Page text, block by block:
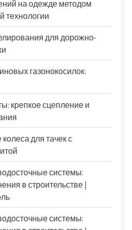
на одежде методом
технологии
для дорожно-
газонокосилок:
крепкое сцепление и
для тачек с
системы:
в строительстве |
системы: